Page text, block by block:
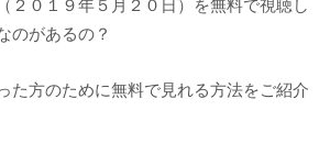
２０１９年５月２０日）を無料で視聴し
のがあるの？
た方のために無料で見れる方法をご紹介